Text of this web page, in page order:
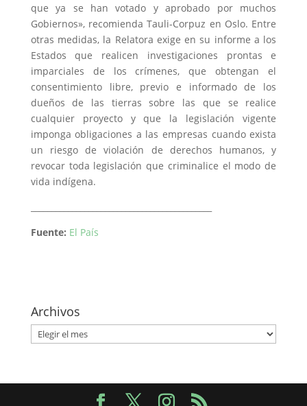
que ya se han votado y aprobado por muchos
Gobiernos», recomienda Tauli-Corpuz en Oslo. Entre
otras medidas, la Relatora exige en su informe a los
Estados que realicen investigaciones prontas e
imparciales de los crímenes, que obtengan el
consentimiento libre, previo e informado de los
dueños de las tierras sobre las que se realice
cualquier proyecto y que la legislación vigente
imponga obligaciones a las empresas cuando exista
un riesgo de violación de derechos humanos, y
revocar toda legislación que criminalice el modo de
vida indígena.
Fuente: El País
Archivos
Archivos